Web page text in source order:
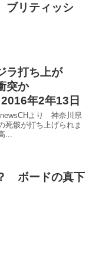
リティッシ
ラ打ち上が
突か
年2年13日
より 神奈川県
死骸が打ち上げられま
­...
ボードの真下